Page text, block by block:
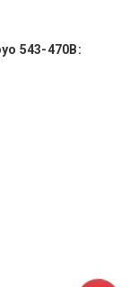
543-470B: